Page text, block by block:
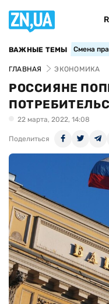
ВАЖНЫЕ ТЕМЫ Смена
ГЛАВНАЯ ЭКОНОМИКА
РОССИЯНЕ
22 марта, 2022, 14:08
Поделиться